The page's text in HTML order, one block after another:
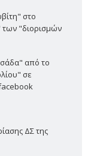
στο
των "διορισμών
από το
σε
ΔΣ της